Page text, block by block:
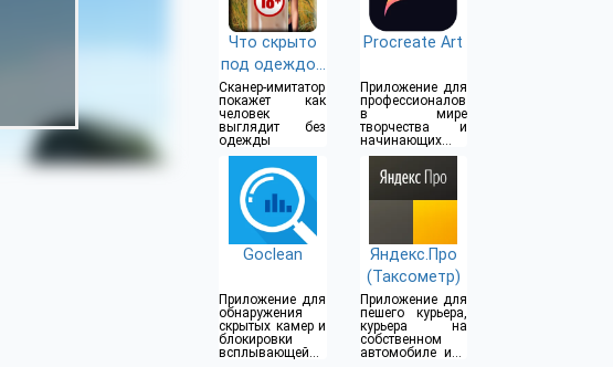
Что скрыто
под одеждой
(18+)
Сканер-имитатор
покажет как
человек
выглядит без
одежды
Procreate Art
Приложение для
профессионалов
в мире
творчества и
начинающих
художников
Goclean
Приложение для
обнаружения
скрытых камер и
блокировки
всплывающей
Яндекс.Про
(Таксометр)
Приложение для
пешего курьера,
курьера на
собственном
автомобиле или